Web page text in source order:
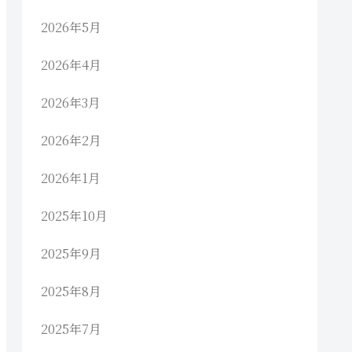
2026年5月
2026年4月
2026年3月
2026年2月
2026年1月
2025年10月
2025年9月
2025年8月
2025年7月